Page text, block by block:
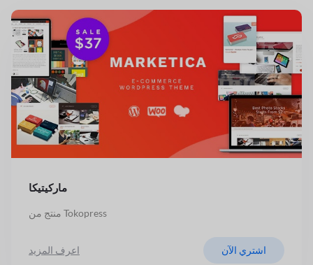
ماركيتيكا
منتج من Tokopress
اعرف المزيد اشتري الآن